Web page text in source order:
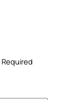
Required